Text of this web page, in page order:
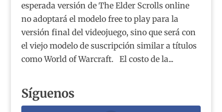
esperada versión de The Elder Scrolls online
no adoptará el modelo free to play para la
versión final del videojuego, sino que será con
el viejo modelo de suscripción similar a títulos
como World of Warcraft. El costo de la...
Síguenos